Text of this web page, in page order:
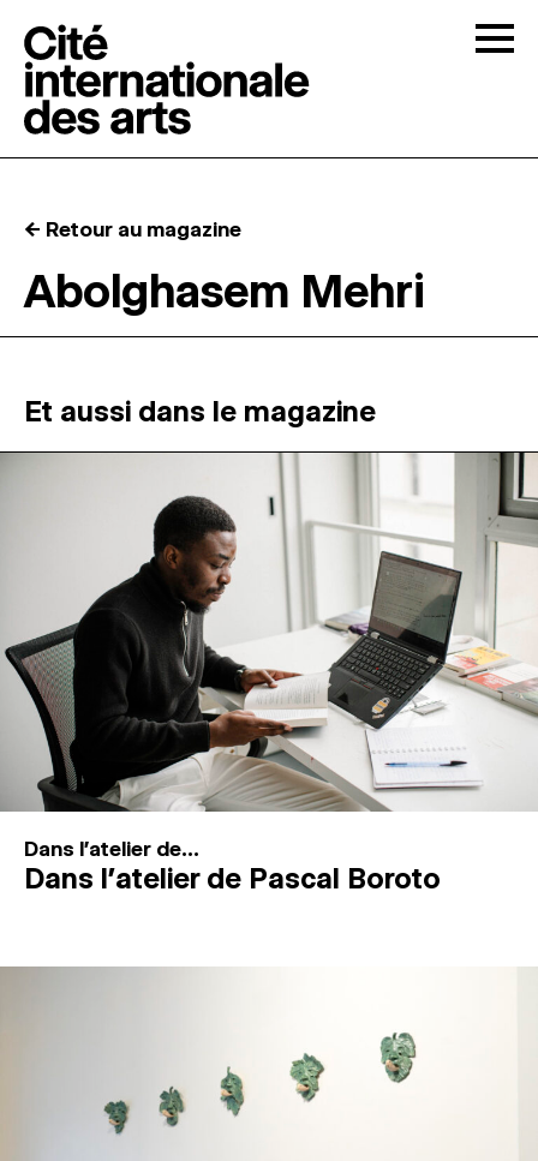
RÉSIDENCES ↓
ATELIERS OUVERTS
ESPACES DE PRATIQUE ARTISTIQUE ↓
Recherche
Connexion
↓
← Retour au magazine
Abolghasem Mehri
Et aussi dans le magazine
Dans l'atelier de...
Dans l’atelier de Pascal Boroto